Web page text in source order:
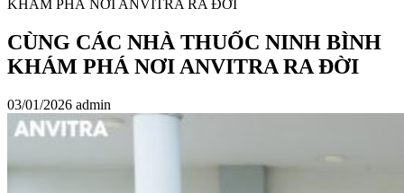
KHÁM PHÁ NƠI ANVITRA RA ĐỜI
CÙNG CÁC NHÀ THUỐC NINH BÌNH
KHÁM PHÁ NƠI ANVITRA RA ĐỜI
03/01/2026 admin